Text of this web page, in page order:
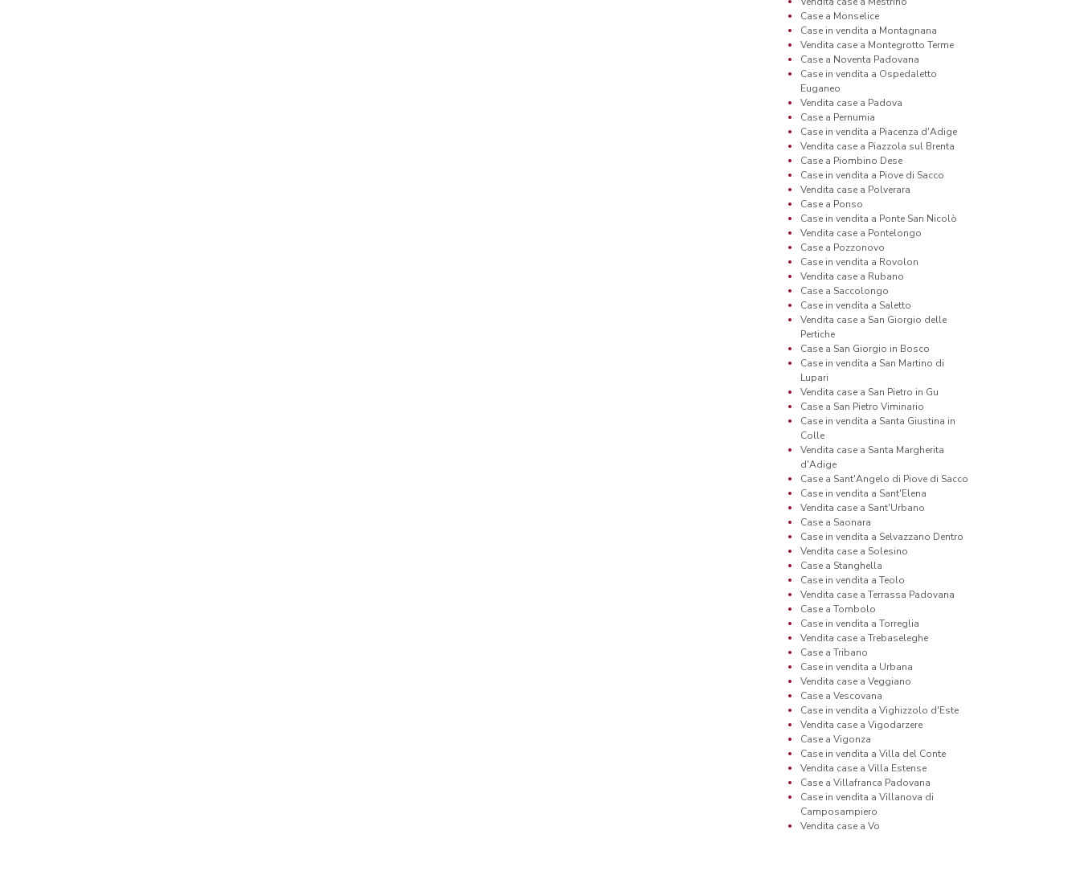
Case a Monselice
Case in vendita a Montagnana
Vendita case a Montegrotto Terme
Case a Noventa Padovana
Case in vendita a Ospedaletto
Euganeo
Vendita case a Padova
Case a Pernumia
Case in vendita a Piacenza d'Adige
Vendita case a Piazzola sul Brenta
Case a Piombino Dese
Case in vendita a Piove di Sacco
Vendita case a Polverara
Case a Ponso
Case in vendita a Ponte San Nicolò
Vendita case a Pontelongo
Case a Pozzonovo
Case in vendita a Rovolon
Vendita case a Rubano
Case a Saccolongo
Case in vendita a Saletto
Vendita case a San Giorgio delle
Pertiche
Case a San Giorgio in Bosco
Case in vendita a San Martino di
Lupari
Vendita case a San Pietro in Gu
Case a San Pietro Viminario
Case in vendita a Santa Giustina in
Colle
Vendita case a Santa Margherita
d'Adige
Case a Sant'Angelo di Piove di Sacco
Case in vendita a Sant'Elena
Vendita case a Sant'Urbano
Case a Saonara
Case in vendita a Selvazzano Dentro
Vendita case a Solesino
Case a Stanghella
Case in vendita a Teolo
Vendita case a Terrassa Padovana
Case a Tombolo
Case in vendita a Torreglia
Vendita case a Trebaseleghe
Case a Tribano
Case in vendita a Urbana
Vendita case a Veggiano
Case a Vescovana
Case in vendita a Vighizzolo d'Este
Vendita case a Vigodarzere
Case a Vigonza
Case in vendita a Villa del Conte
Vendita case a Villa Estense
Case a Villafranca Padovana
Case in vendita a Villanova di
Camposampiero
Vendita case a Vo